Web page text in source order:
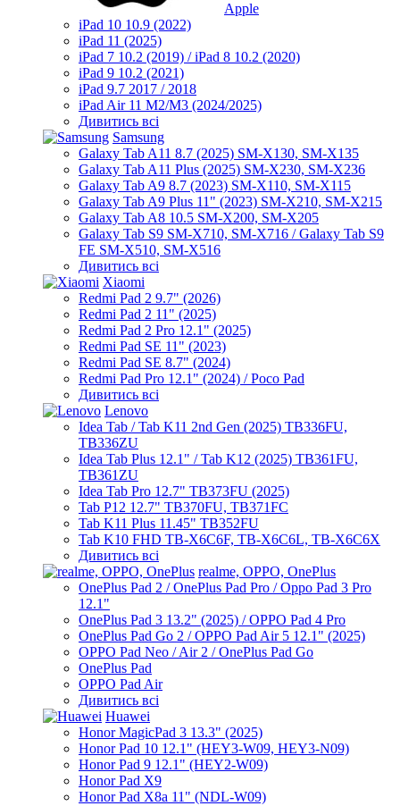
Apple
iPad 10 10.9 (2022)
iPad 11 (2025)
iPad 7 10.2 (2019) / iPad 8 10.2 (2020)
iPad 9 10.2 (2021)
iPad 9.7 2017 / 2018
iPad Air 11 M2/M3 (2024/2025)
Дивитись всі
Samsung
Galaxy Tab A11 8.7 (2025) SM-X130, SM-X135
Galaxy Tab A11 Plus (2025) SM-X230, SM-X236
Galaxy Tab A9 8.7 (2023) SM-X110, SM-X115
Galaxy Tab A9 Plus 11" (2023) SM-X210, SM-X215
Galaxy Tab A8 10.5 SM-X200, SM-X205
Galaxy Tab S9 SM-X710, SM-X716 / Galaxy Tab S9
FE SM-X510, SM-X516
Дивитись всі
Xiaomi
Redmi Pad 2 9.7" (2026)
Redmi Pad 2 11" (2025)
Redmi Pad 2 Pro 12.1" (2025)
Redmi Pad SE 11" (2023)
Redmi Pad SE 8.7" (2024)
Redmi Pad Pro 12.1" (2024) / Poco Pad
Дивитись всі
Lenovo
Idea Tab / Tab K11 2nd Gen (2025) TB336FU,
TB336ZU
Idea Tab Plus 12.1" / Tab K12 (2025) TB361FU,
TB361ZU
Idea Tab Pro 12.7" TB373FU (2025)
Tab P12 12.7" TB370FU, TB371FC
Tab K11 Plus 11.45" TB352FU
Tab K10 FHD TB-X6C6F, TB-X6C6L, TB-X6C6X
Дивитись всі
realme, OPPO, OnePlus
OnePlus Pad 2 / OnePlus Pad Pro / Oppo Pad 3 Pro
12.1"
OnePlus Pad 3 13.2" (2025) / OPPO Pad 4 Pro
OnePlus Pad Go 2 / OPPO Pad Air 5 12.1" (2025)
OPPO Pad Neo / Air 2 / OnePlus Pad Go
OnePlus Pad
OPPO Pad Air
Дивитись всі
Huawei
Honor MagicPad 3 13.3" (2025)
Honor Pad 10 12.1" (HEY3-W09, HEY3-N09)
Honor Pad 9 12.1" (HEY2-W09)
Honor Pad X9
Honor Pad X8a 11" (NDL-W09)